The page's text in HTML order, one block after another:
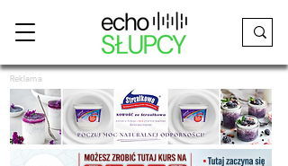
Reklama